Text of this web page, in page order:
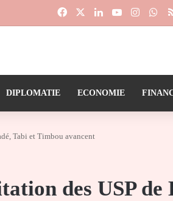
FacebookLinkedinYouTube
DIPLOMATIE ECONOMIE
Tabi et Timbou avancent
des USP de